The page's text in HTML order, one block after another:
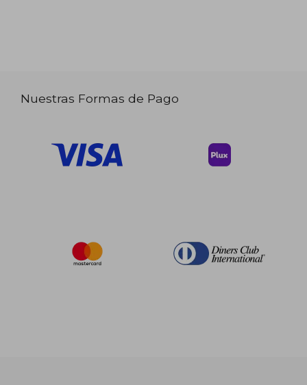
Nuestras Formas de Pago